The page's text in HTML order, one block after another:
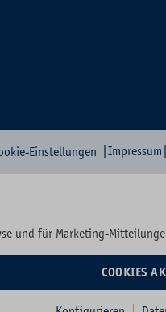
Einstellungen Impressum
und für Marketing-
COOKIES